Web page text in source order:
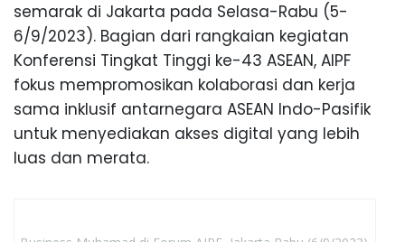
semarak di Jakarta pada Selasa-Rabu (5-
6/9/2023). Bagian dari rangkaian kegiatan
Konferensi Tingkat Tinggi ke-43 ASEAN, AIPF
fokus mempromosikan kolaborasi dan kerja
sama inklusif antarnegara ASEAN Indo-Pasifik
untuk menyediakan akses digital yang lebih
luas dan merata.